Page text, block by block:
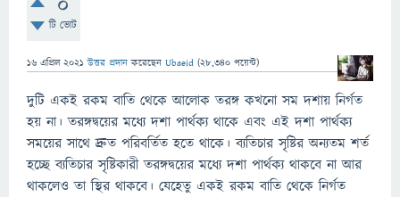
টি ভোট
16 এপ্রিল 2021 উত্তর প্রদান করেছেন Ubaeid (28,340 পয়েন্ট)
দুটি একই রকম বাতি থেকে আলোক তরঙ্গ কখনো সম দশায় নির্গত
হয় না। তরঙ্গদ্বয়ের মধ্যে দশা পার্থক্য থাকে এবং এই দশা পার্থক্য
সময়ের সাথে দ্রুত পরিবর্তিত হতে থাকে। ব্যতিচার সৃষ্টির অন্যতম শর্ত
হচ্ছে ব্যতিচার সৃষ্টিকারী তরঙ্গদ্বয়ের মধ্যে দশা পার্থক্য থাকবে না আর
থাকলেও তা স্থির থাকবে। যেহেতু একই রকম বাতি থেকে নির্গত